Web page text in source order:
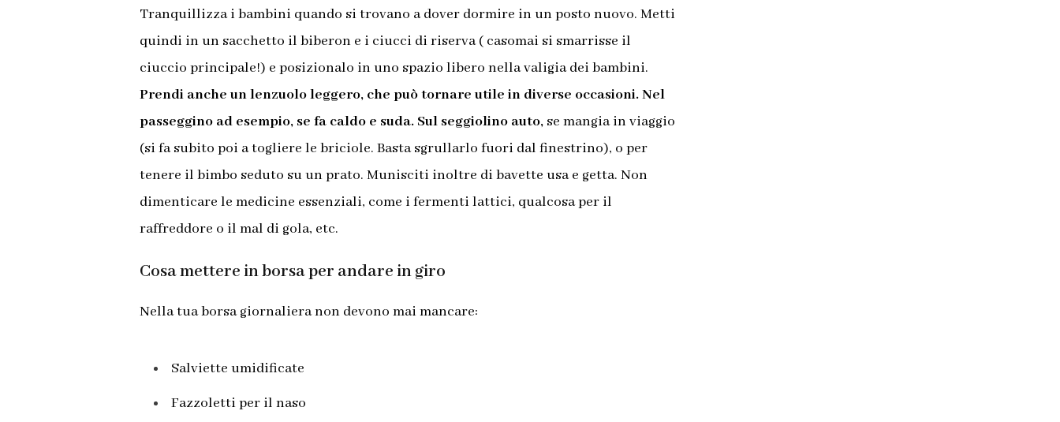
Tranquillizza i bambini quando si trovano a dover dormire in un posto nuovo. Metti
quindi in un sacchetto il biberon e i ciucci di riserva ( casomai si smarrisse il
ciuccio principale!) e posizionalo in uno spazio libero nella valigia dei bambini.
Prendi anche un lenzuolo leggero, che può tornare utile in diverse occasioni. Nel
passeggino ad esempio, se fa caldo e suda. Sul seggiolino auto, se mangia in viaggio
(si fa subito poi a togliere le briciole. Basta sgrullarlo fuori dal finestrino), o per
tenere il bimbo seduto su un prato. Munisciti inoltre di bavette usa e getta. Non
dimenticare le medicine essenziali, come i fermenti lattici, qualcosa per il
raffreddore o il mal di gola, etc.
Cosa mettere in borsa per andare in giro
Nella tua borsa giornaliera non devono mai mancare:
Salviette umidificate
Fazzoletti per il naso